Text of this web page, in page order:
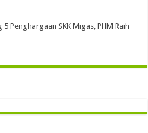
Penghargaan SKK Migas, PHM Raih